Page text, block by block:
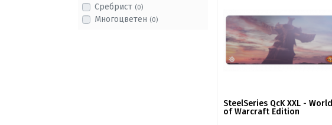
Сребрист (0)
Многоцветен (0)
SteelSeries QcK XXL - World
of Warcraft Edition